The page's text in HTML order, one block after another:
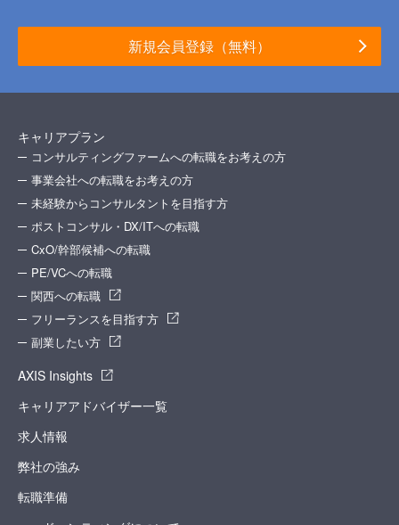
新規会員登録（無料）
キャリアプラン
コンサルティングファームへの転職をお考えの方
事業会社への転職をお考えの方
未経験からコンサルタントを目指す方
ポストコンサル・DX/ITへの転職
CxO/幹部候補への転職
PE/VCへの転職
関西への転職
フリーランスを目指す方
副業したい方
AXIS Insights
キャリアアドバイザー一覧
求人情報
弊社の強み
転職準備